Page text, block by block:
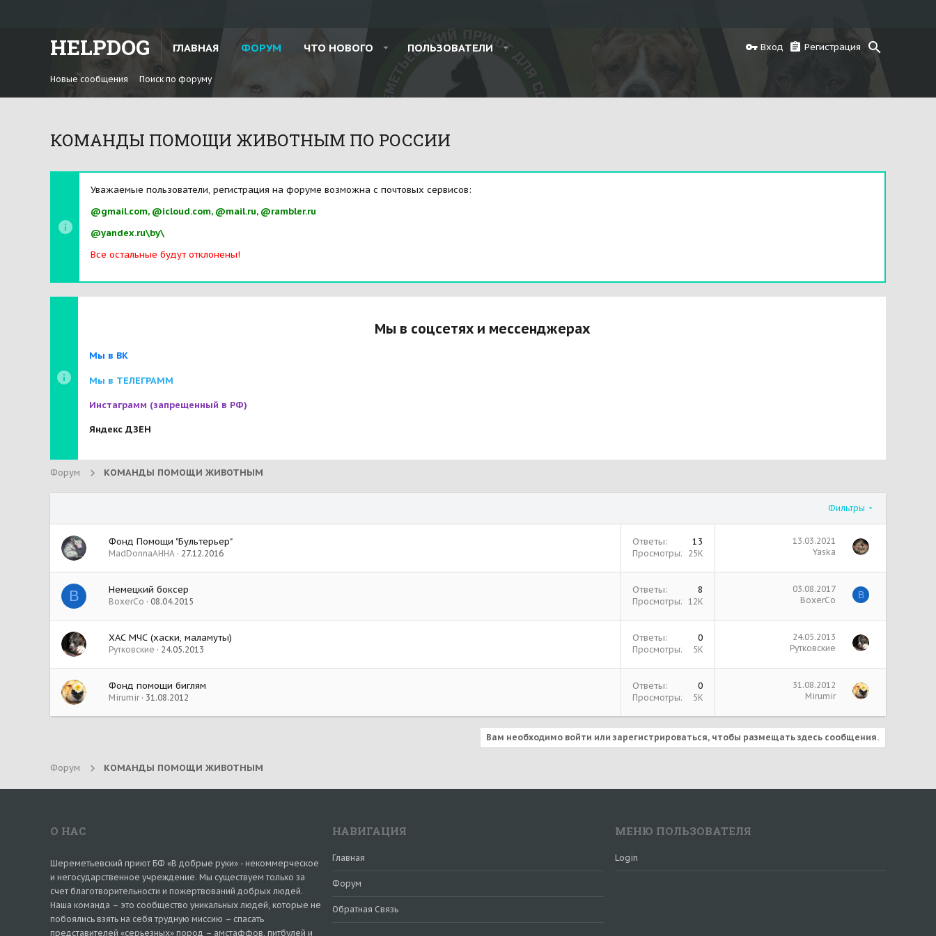
HELPDOG ГЛАВНАЯ ФОРУМ ЧТО НОВОГО ПОЛЬЗОВАТЕЛИ Вход Регистрация
Новые сообщения Поиск по форуму
КОМАНДЫ ПОМОЩИ ЖИВОТНЫМ ПО РОССИИ
Уважаемые пользователи, регистрация на форуме возможна с почтовых сервисов:
@gmail.com, @icloud.com, @mail.ru, @rambler.ru
@yandex.ru\by\
Все остальные будут отклонены!
Мы в соцсетях и мессенджерах
Мы в ВК
Мы в ТЕЛЕГРАММ
Инстаграмм (запрещенный в РФ)
Яндекс ДЗЕН
Форум КОМАНДЫ ПОМОЩИ ЖИВОТНЫМ
Фильтры
Фонд Помощи "Бультерьер"
MadDonnaAHHA 27.12.2016
Ответы 13
Просмотры 25К
13.03.2021
Yaska
B Немецкий боксер
BoxerCo 08.04.2015
Ответы 8
Просмотры 12К
03.08.2017
BoxerCo
B
ХАС МЧС (хаски, маламуты)
Рутковские 24.05.2013
Ответы 0
Просмотры 5К
24.05.2013
Рутковские
Фонд помощи биглям
Mirumir 31.08.2012
Ответы 0
Просмотры 5К
31.08.2012
Mirumir
Вам необходимо войти или зарегистрироваться, чтобы размещать здесь сообщения.
Форум КОМАНДЫ ПОМОЩИ ЖИВОТНЫМ
О НАС
Шереметьевский приют БФ «В добрые руки» - некоммерческое
и негосударственное учреждение. Мы существуем только за
счет благотворительности и пожертвований добрых людей.
Наша команда – это сообщество уникальных людей, которые не
побоялись взять на себя трудную миссию – спасать
представителей «серьезных» пород – амстаффов, питбулей и
НАВИГАЦИЯ
Главная
Форум
Обратная Связь
МЕНЮ ПОЛЬЗОВАТЕЛЯ
Login